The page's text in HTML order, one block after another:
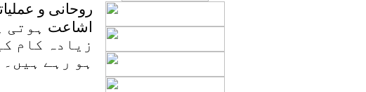
روحانی و
اشاعت ہوتی
زیادہ کام
ہو رہے